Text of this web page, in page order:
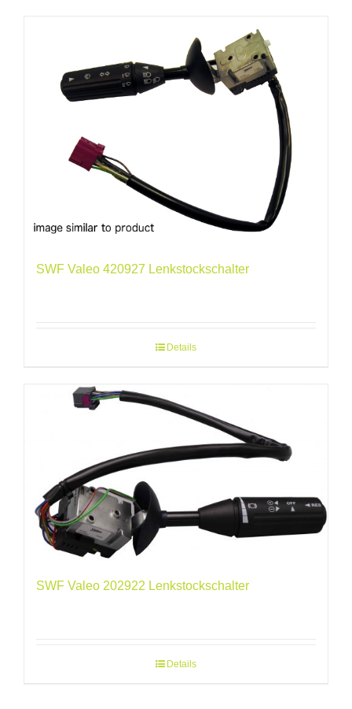
SWF Valeo 420927 Lenkstockschalter
Details
SWF Valeo 202922 Lenkstockschalter
Details